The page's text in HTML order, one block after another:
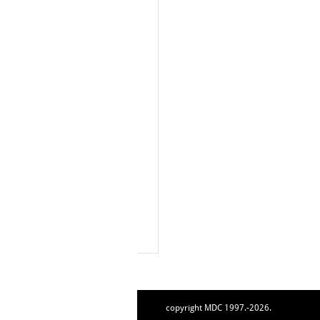
copyright MDC 1997.-2026.